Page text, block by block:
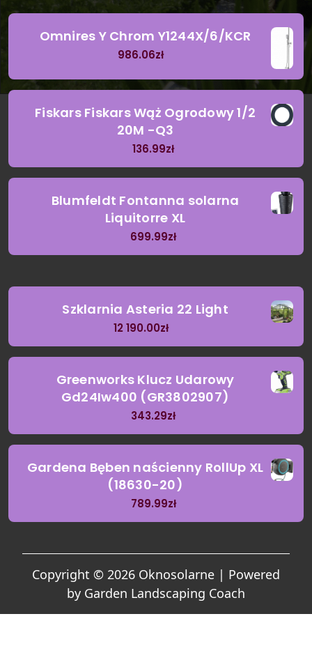
Omnires Y Chrom Y1244X/6/KCR
986.06zł
Fiskars Fiskars Wąż Ogrodowy 1/2
20M -Q3
136.99zł
Blumfeldt Fontanna solarna
Liquitorre XL
699.99zł
Szklarnia Asteria 22 Light
12 190.00zł
Greenworks Klucz Udarowy
Gd24Iw400 (GR3802907)
343.29zł
Gardena Bęben naścienny RollUp XL
(18630-20)
789.99zł
Copyright © 2026 Oknosolarne | Powered
by Garden Landscaping Coach